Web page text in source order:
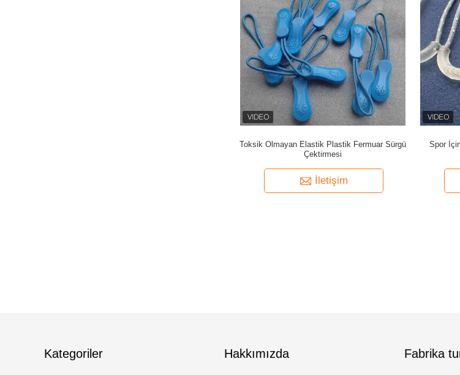
Toksik Olmayan Elastik Plastik Fermuar Sürgü
Çektirmesi
İletişim
Spor
Kategoriler Hakkımızda Fabrika